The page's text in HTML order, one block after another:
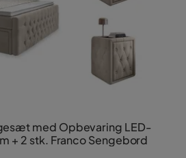
med Opbevaring LED-
+ 2 stk. Franco Sengebord